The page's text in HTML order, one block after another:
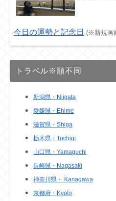
今日の運勢と記念日 (※新規画
トラベル※順不同
新潟県・Niigata
愛媛県・Ehime
滋賀県・Shiga
栃木県・Tochigi
山口県・Yamaguchi
長崎県・Nagasaki
神奈川県・ Kanagawa
京都府・Kyoto